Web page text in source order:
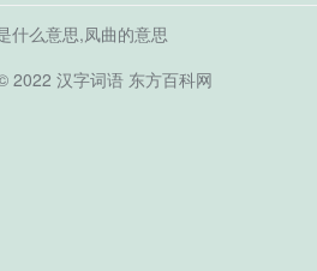
什么意思,凤曲的意思
2022 汉字词语东方百科网